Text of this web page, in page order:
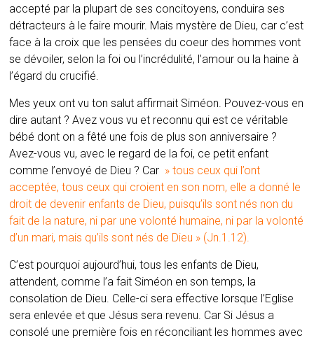
accepté par la plupart de ses concitoyens, conduira ses
détracteurs à le faire mourir. Mais mystère de Dieu, car c’est
face à la croix que les pensées du coeur des hommes vont
se dévoiler, selon la foi ou l’incrédulité, l’amour ou la haine à
l’égard du crucifié.
Mes yeux ont vu ton salut affirmait Siméon. Pouvez-vous en
dire autant ? Avez vous vu et reconnu qui est ce véritable
bébé dont on a fêté une fois de plus son anniversaire ?
Avez-vous vu, avec le regard de la foi, ce petit enfant
comme l’envoyé de Dieu ? Car » tous ceux qui l’ont
acceptée, tous ceux qui croient en son nom, elle a donné le
droit de devenir enfants de Dieu, puisqu’ils sont nés non du
fait de la nature, ni par une volonté humaine, ni par la volonté
d’un mari, mais qu’ils sont nés de Dieu » (Jn.1.12).
C’est pourquoi aujourd’hui, tous les enfants de Dieu,
attendent, comme l’a fait Siméon en son temps, la
consolation de Dieu. Celle-ci sera effective lorsque l’Eglise
sera enlevée et que Jésus sera revenu. Car Si Jésus a
consolé une première fois en réconciliant les hommes avec